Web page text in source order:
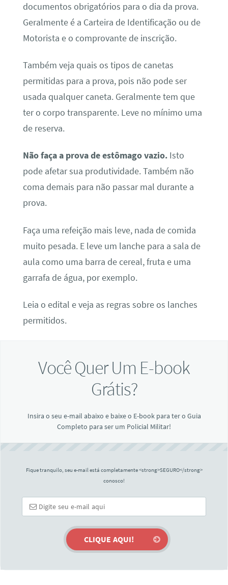
documentos obrigatórios para o dia da prova.
Geralmente é a Carteira de Identificação ou de
Motorista e o comprovante de inscrição.
Também veja quais os tipos de canetas
permitidas para a prova, pois não pode ser
usada qualquer caneta. Geralmente tem que
ter o corpo transparente. Leve no mínimo uma
de reserva.
Não faça a prova de estômago vazio.Isto
pode afetar sua produtividade. Também não
coma demais para não passar mal durante a
prova.
Faça uma refeição mais leve, nada de comida
muito pesada. E leve um lanche para a sala de
aula como uma barra de cereal, fruta e uma
garrafa de água, por exemplo.
Leia o edital e veja as regras sobre os lanches
permitidos.
Você Quer Um E-book
Grátis?
Insira o seu e-mail abaixo e baixe o E-book para ter o Guia
Completo para ser um Policial Militar!
Fique tranquilo, seu e-mail está completamente <strong>SEGURO</strong>
conosco!